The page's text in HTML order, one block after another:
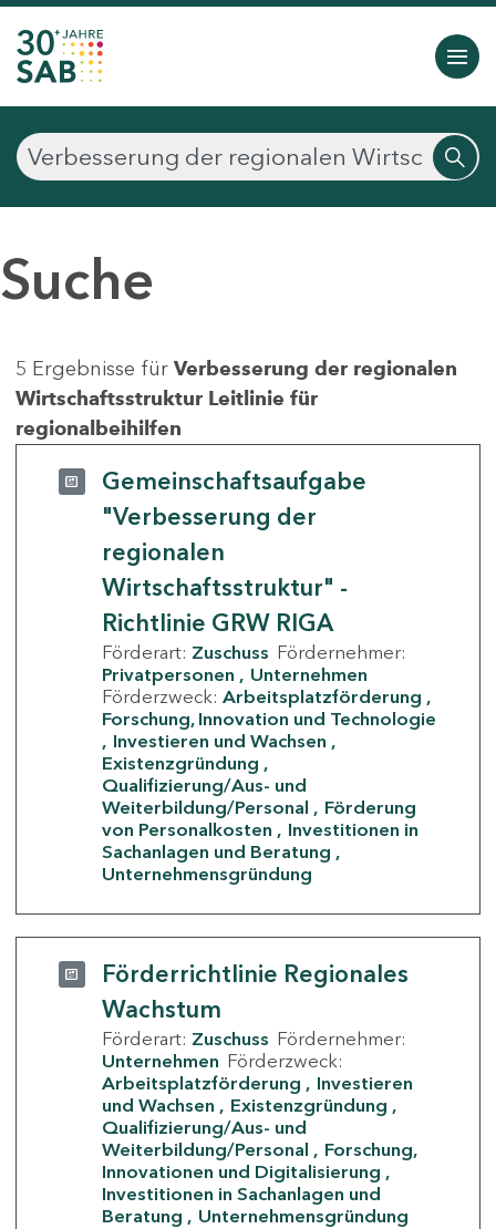
Suche
5 Ergebnisse für Verbesserung der regionalen
Wirtschaftsstruktur Leitlinie für
regionalbeihilfen
Gemeinschaftsaufgabe
"Verbesserung der
regionalen
Wirtschaftsstruktur" -
Richtlinie GRW RIGA
Förderart: Zuschuss Fördernehmer:
Privatpersonen
Unternehmen
Förderzweck: Arbeitsplatzförderung
Forschung, Innovation und Technologie
Investieren und Wachsen
Existenzgründung
Qualifizierung/Aus- und
Weiterbildung/Personal
Förderung
von Personalkosten
Investitionen in
Sachanlagen und Beratung
Unternehmensgründung
Förderrichtlinie Regionales
Wachstum
Förderart: Zuschuss Fördernehmer:
Unternehmen Förderzweck:
Arbeitsplatzförderung
Investieren
und Wachsen
Existenzgründung
Qualifizierung/Aus- und
Weiterbildung/Personal
Forschung,
Innovationen und Digitalisierung
Investitionen in Sachanlagen und
Beratung
Unternehmensgründung